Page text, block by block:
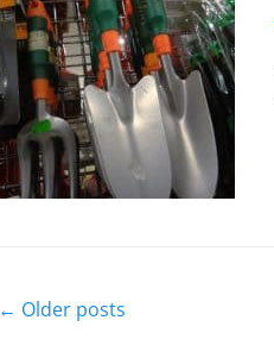
Post
← Older posts